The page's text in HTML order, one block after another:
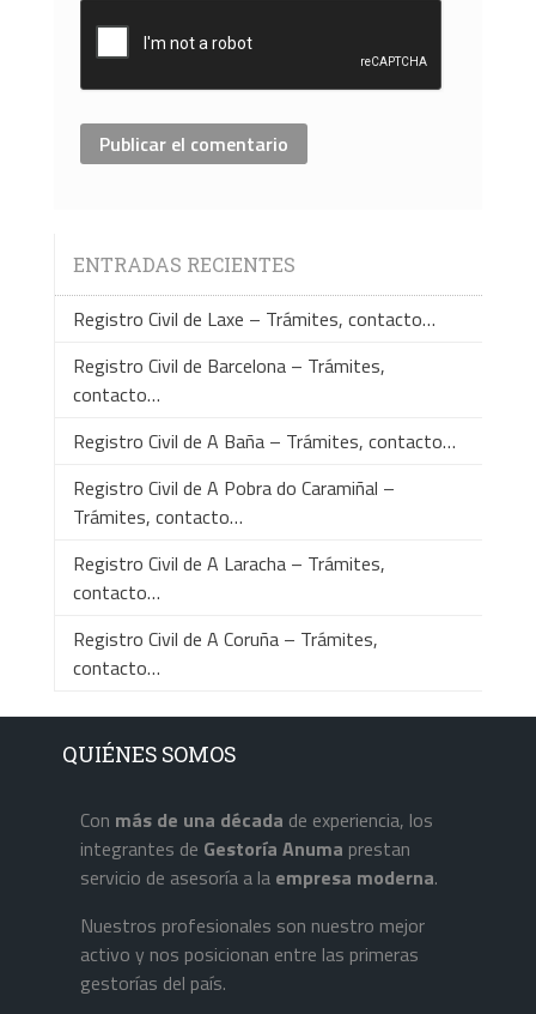
ENTRADAS RECIENTES
Registro Civil de Laxe – Trámites, contacto…
Registro Civil de Barcelona – Trámites,
contacto…
Registro Civil de A Baña – Trámites, contacto…
Registro Civil de A Pobra do Caramiñal –
Trámites, contacto…
Registro Civil de A Laracha – Trámites,
contacto…
Registro Civil de A Coruña – Trámites,
contacto…
QUIÉNES SOMOS
Con más de una década de experiencia, los
integrantes de Gestoría Anuma prestan
servicio de asesoría a la empresa moderna.
Nuestros profesionales son nuestro mejor
activo y nos posicionan entre las primeras
gestorías del país.